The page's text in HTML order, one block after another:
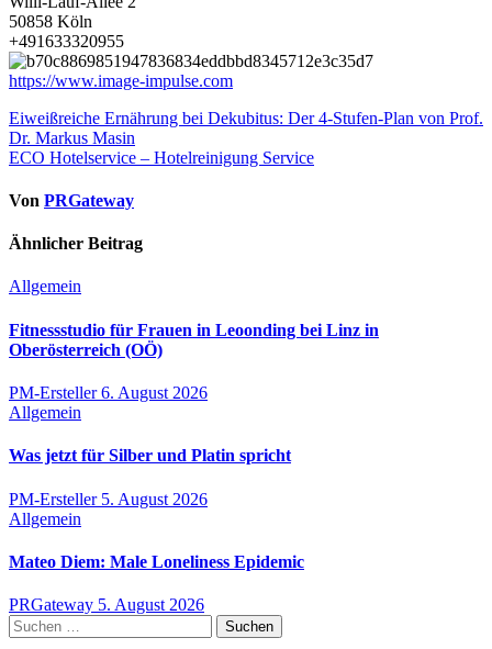
50858 Köln
+491633320955
https://www.image-impulse.com
Beitragsnavigation
Eiweißreiche Ernährung bei Dekubitus: Der 4-Stufen-Plan von Prof.
Dr. Markus Masin
ECO Hotelservice – Hotelreinigung Service
Von PRGateway
Ähnlicher Beitrag
Allgemein
Fitnessstudio für Frauen in Leoonding bei Linz in
Oberösterreich (OÖ)
PM-Ersteller6. August 2026
Allgemein
Was jetzt für Silber und Platin spricht
PM-Ersteller 5. August 2026
Allgemein
Mateo Diem: Male Loneliness Epidemic
PRGateway 5. August 2026
Suchen
nach: